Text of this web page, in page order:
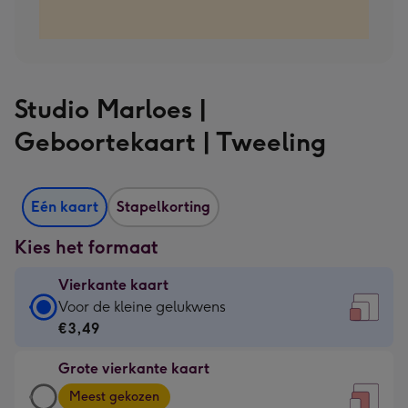
Studio Marloes |
Geboortekaart | Tweeling
Eén kaart Stapelkorting
Kies het formaat
Vierkante kaart
Vierkante
kaart
€3,49
-
Voor de kleine gelukwens
€3,49
Grote vierkante kaart
Grote
Meest gekozen